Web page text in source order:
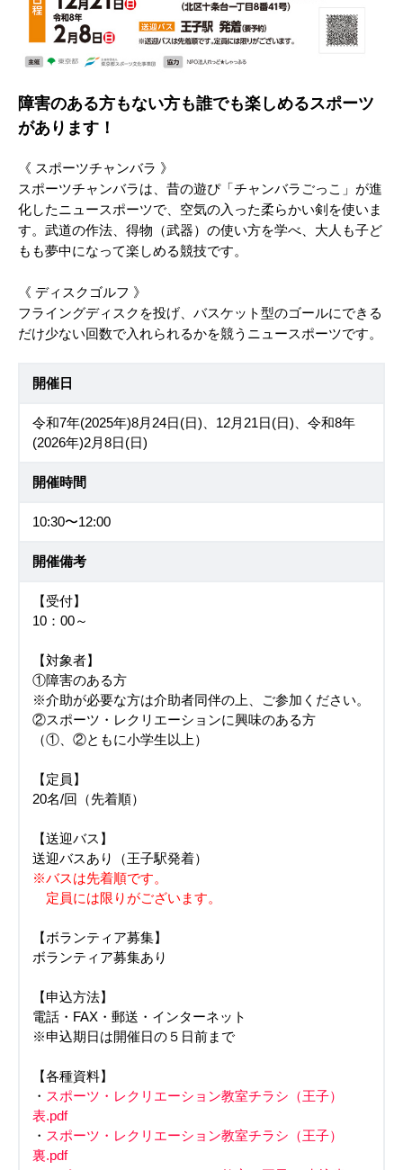
障害のある方もない方も誰でも楽しめるスポーツ
があります！
《 スポーツチャンバラ 》
スポーツチャンバラは、昔の遊ぴ「チャンバラごっこ」が進
化したニュースポーツで、空気の入った柔らかい剣を使いま
す。武道の作法、得物（武器）の使い方を学べ、大人も子ど
もも夢中になって楽しめる競技です。
《 ディスクゴルフ 》
フライングディスクを投げ、バスケット型のゴールにできる
だけ少ない回数で入れられるかを競うニュースポーツです。
開催日
令和7年(2025年)8月24日(日)、12月21日(日)、令和8年
(2026年)2月8日(日)
開催時間
10:30〜12:00
開催備考
【受付】
10：00～
【対象者】
①障害のある方
※介助が必要な方は介助者同伴の上、ご参加ください。
②スポーツ・レクリエーションに興味のある方
（①、②ともに小学生以上）
【定員】
20名/回（先着順）
【送迎バス】
送迎バスあり（王子駅発着）
※バスは先着順です。
定員には限りがございます。
【ボランティア募集】
ボランティア募集あり
【申込方法】
電話・FAX・郵送・インターネット
※申込期日は開催日の５日前まで
【各種資料】
・ スポーツ・レクリエーション教室チラシ（王子）
表.pdf
・ スポーツ・レクリエーション教室チラシ（王子）
裏.pdf